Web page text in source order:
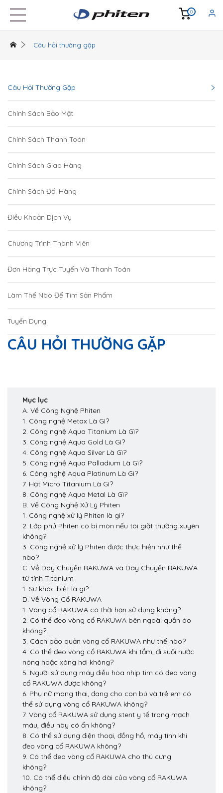
0
Câu hỏi thường gặp
Câu Hỏi Thường Gặp
Chính Sách Bảo Mật
Chính Sách Thanh Toán
Chính Sách Giao Hàng
Chính Sách Đổi Hàng
Điều Khoản Dịch Vụ
Chương Trình Thành Viên
Đơn Hàng Trực Tuyến Và Thanh Toán
Làm Thế Nào Để Tìm Sản Phẩm
Tuyển Dụng
CÂU HỎI THƯỜNG GẶP
Mục lục
A. Về Công Nghệ Phiten
1. Công nghệ Metax Là Gì?
2. Công nghệ Aqua Titanium Là Gì?
3. Công nghệ Aqua Gold Là Gì?
4. Công nghệ Aqua Silver Là Gì?
5. Công nghệ Aqua Palladium Là Gì?
6. Công nghệ Aqua Platinum Là Gì?
7. Hạt Micro Titanium Là Gì?
8. Công nghệ Aqua Metal Là Gì?
B. Về Công Nghệ Xử Lý Phiten
1. Công nghệ xử lý Phiten là gì?
2. Lớp phủ Phiten có bị mòn nếu tôi giặt thường xuyên
không?
3. Công nghệ xử lý Phiten được thực hiện như thế
nào?
C. Về Dây Chuyền RAKUWA và Dây Chuyền RAKUWA
từ tính Titanium
1. Sự khác biệt là gì?
D. Về Vòng Cổ RAKUWA
1. Vòng cổ RAKUWA có thời hạn sử dụng không?
2. Có thể đeo vòng cổ RAKUWA bên ngoài quần áo
không?
3. Cách bảo quản vòng cổ RAKUWA như thế nào?
4. Có thể đeo vòng cổ RAKUWA khi tắm, đi suối nước
nóng hoặc xông hơi không?
5. Người sử dụng máy điều hòa nhịp tim có đeo vòng
cổ RAKUWA được không?
6. Phụ nữ mang thai, đang cho con bú và trẻ em có
thể sử dụng vòng cổ RAKUWA không?
7. Vòng cổ RAKUWA sử dụng stent y tế trong mạch
máu, điều này có ổn không?
8. Có thể sử dụng điện thoại, đồng hồ, máy tính khi
đeo vòng cổ RAKUWA không?
9. Có thể đeo vòng cổ RAKUWA cho thú cưng
không?
10. Có thể điều chỉnh độ dài của vòng cổ RAKUWA
không?